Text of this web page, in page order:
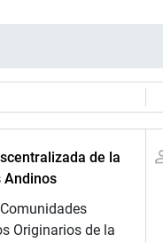
de la
Andinos
Originarios de la